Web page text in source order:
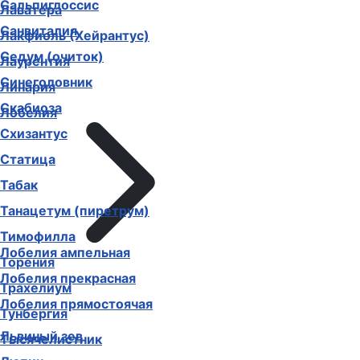
Лаватера
Лакфиоль (Хейрантус)
Лаурентия
Линария
Лобелия
Лобелия ампельная
Лобелия прекрасная
Лобелия прямостоячая
Львиный зев
Сальпиглоссис
Санвиталия
Седум (очиток)
Синеголовник
Скабиоза
Схизантус
Статица
Табак
Танацетум (пиретрум)
Тимофилла
Торения
Трахелиум
Тунбергия
Тысячелистник